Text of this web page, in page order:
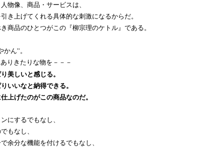
物像、商品・サービスは、
き上げてくれる具体的な刺激になるからだ。
商品のひとつがこの『柳宗理のケトル』である。
ん”。
りきたりな物を－－－
美しいと感じる。
いいなと納得できる。
上げたのがこの商品なのだ。
にするでもなし、
もなし、
余分な機能を付けるでもなし、